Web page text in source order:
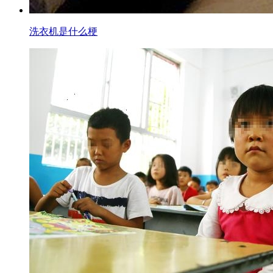
洗衣机是什么梗